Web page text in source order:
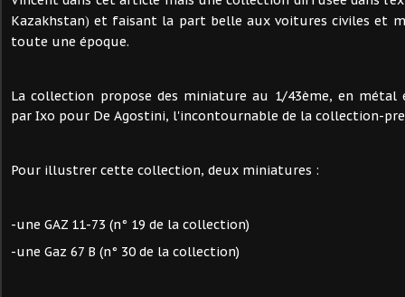
Kazakhstan) et faisant la part belle aux voitures civiles et
toute une époque.
La collection propose des miniature au 1/43ème, en
par Ixo pour De Agostini, l'incontournable de la collection-
Pour illustrer cette collection, deux miniatures :
-une GAZ 11-73 (n° 19 de la collection)
-une Gaz 67 B (n° 30 de la collection)